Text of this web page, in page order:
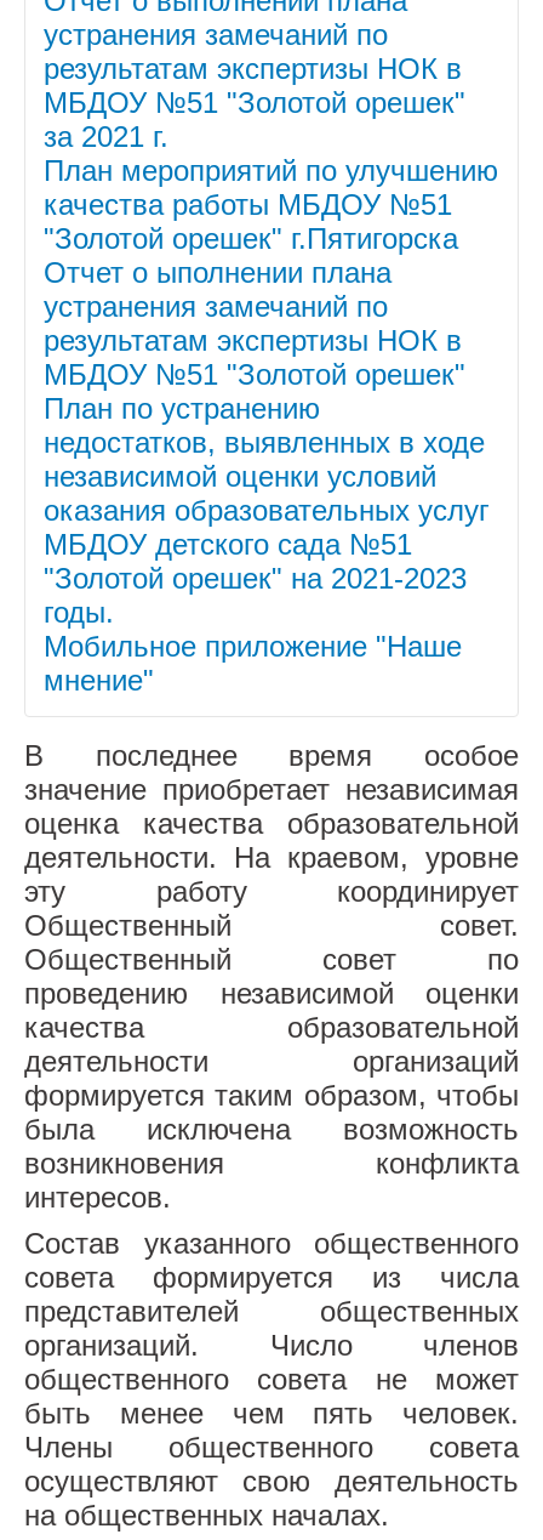
ВАКАНТНЫЕ МЕСТА ДЛЯ ПРИЕМА
(ПЕРЕВОДА)
МЕЖДУНАРОДНОЕ
СОТРУДНИЧЕСТВО
ДОСТУПНАЯ СРЕДА
Родителям
КОНСУЛЬТАТИВНЫЙ ПУНКТ
ПРИЕМ В ДОУ
СОВЕТЫ СПЕЦИАЛИСТОВ
РОДИТЕЛЬСКАЯ ОПЛАТА
ГРАФИК КОМПЛЕКТОВАНИЯ
ОБУЧЕНИЕ ДЕТЕЙ С ОВЗ
ЗДОРОВЬЕ
ПРИКАЗЫ О ЗАЧИСЛЕНИИ И
ОТЧИСЛЕНИИ
НАШИ ДОСТИЖЕНИЯ
Педагогам
АТТЕСТАЦИЯ
МЕТОДИЧЕСКИЙ КАБИНЕТ
ГМО
ПРОФСОЮЗ
Наши группы
СПЕЦИАЛИСТЫ
КОЛОКОЛЬЧИК
ЗОЛОТАЯ РЫБКА
ЗАИНЬКА
РУЧЕЕК
РОМАШКА
ДЮЙМОВОЧКА
СОЛНЫШКО
МАЛИНКА
ЯГОДКА
устранения замечаний по
результатам экспертизы НОК в
МБДОУ №51 "Золотой орешек"
за 2021 г.
План мероприятий по улучшению
качества работы МБДОУ №51
"Золотой орешек" г.Пятигорска
Отчет о ыполнении плана
устранения замечаний по
результатам экспертизы НОК в
МБДОУ №51 "Золотой орешек"
План по устранению
недостатков, выявленных в ходе
независимой оценки условий
оказания образовательных услуг
МБДОУ детского сада №51
"Золотой орешек" на 2021-2023
годы.
Мобильное приложение "Наше
мнение"
В последнее время особое
значение приобретает независимая
оценка качества образовательной
деятельности. На краевом, уровне
эту работу координирует
Общественный совет.
Общественный совет по
проведению независимой оценки
качества образовательной
деятельности организаций
формируется таким образом, чтобы
была исключена возможность
возникновения конфликта
интересов.
Состав указанного общественного
совета формируется из числа
представителей общественных
организаций. Число членов
общественного совета не может
быть менее чем пять человек.
Члены общественного совета
осуществляют свою деятельность
на общественных началах.